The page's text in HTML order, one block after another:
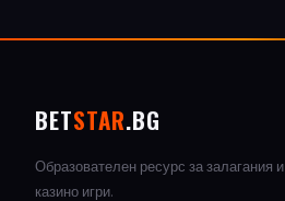
BETSTAR.BG
Образователен ресурс за залагания и
казино игри.